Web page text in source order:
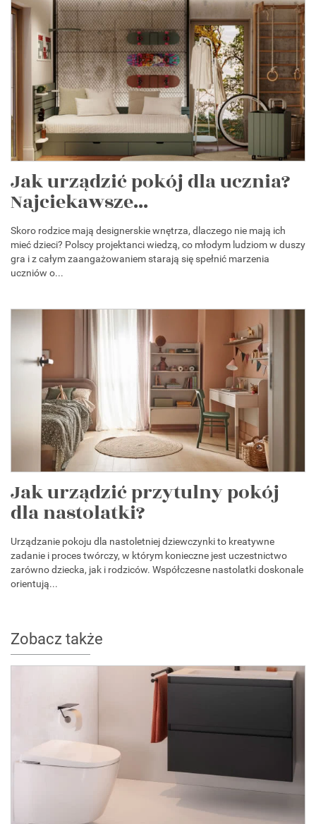
Jak urządzić pokój dla ucznia?
Najciekawsze...
Skoro rodzice mają designerskie wnętrza, dlaczego nie mają ich
mieć dzieci? Polscy projektanci wiedzą, co młodym ludziom w duszy
gra i z całym zaangażowaniem starają się spełnić marzenia
uczniów o...
Jak urządzić przytulny pokój
dla nastolatki?
Urządzanie pokoju dla nastoletniej dziewczynki to kreatywne
zadanie i proces twórczy, w którym konieczne jest uczestnictwo
zarówno dziecka, jak i rodziców. Współczesne nastolatki doskonale
orientują...
Zobacz także